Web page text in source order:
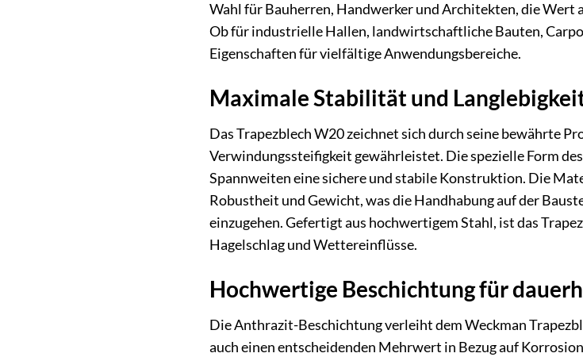
Wahl für Bauherren, Handwerker und Architekten, die Wert
Ob für industrielle Hallen, landwirtschaftliche Bauten,
Eigenschaften für vielfältige Anwendungsbereiche.
Maximale Stabilität und
Das Trapezblech W20 zeichnet sich durch seine bewährte
Verwindungssteifigkeit gewährleistet. Die spezielle Form
Spannweiten eine sichere und stabile Konstruktion. Die
Robustheit und Gewicht, was die Handhabung auf der
einzugehen. Gefertigt aus hochwertigem Stahl, ist das
Hagelschlag und Wettereinflüsse.
Hochwertige Beschichtung für
Die Anthrazit-Beschichtung verleiht dem Weckman
auch einen entscheidenden Mehrwert in Bezug auf